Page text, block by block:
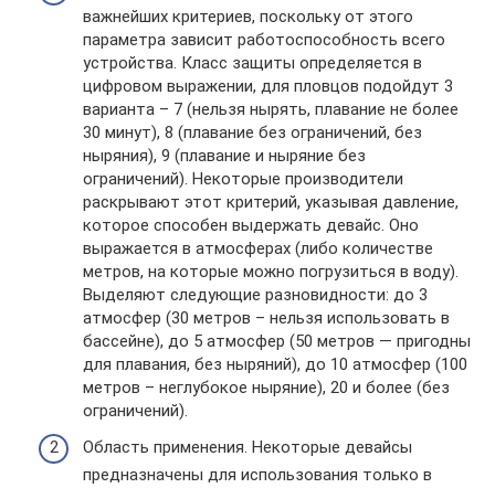
важнейших критериев, поскольку от этого
параметра зависит работоспособность всего
устройства. Класс защиты определяется в
цифровом выражении, для пловцов подойдут 3
варианта – 7 (нельзя нырять, плавание не более
30 минут), 8 (плавание без ограничений, без
ныряния), 9 (плавание и ныряние без
ограничений). Некоторые производители
раскрывают этот критерий, указывая давление,
которое способен выдержать девайс. Оно
выражается в атмосферах (либо количестве
метров, на которые можно погрузиться в воду).
Выделяют следующие разновидности: до 3
атмосфер (30 метров – нельзя использовать в
бассейне), до 5 атмосфер (50 метров — пригодны
для плавания, без ныряний), до 10 атмосфер (100
метров – неглубокое ныряние), 20 и более (без
ограничений).
Область применения. Некоторые девайсы
предназначены для использования только в